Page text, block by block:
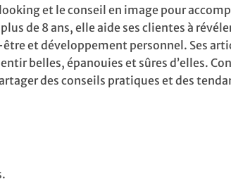
et le conseil en image pour
de 8 ans, elle aide ses clientes à
et développement personnel. Ses
belles, épanouies et sûres d’elles.
des conseils pratiques et des